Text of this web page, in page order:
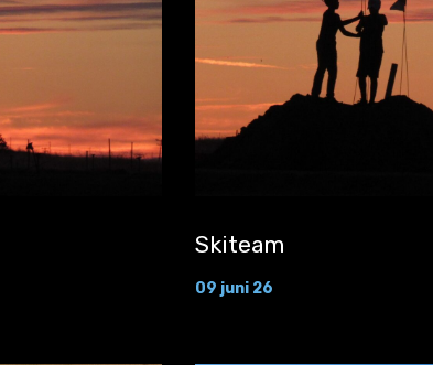
Skiteam
09 juni 26